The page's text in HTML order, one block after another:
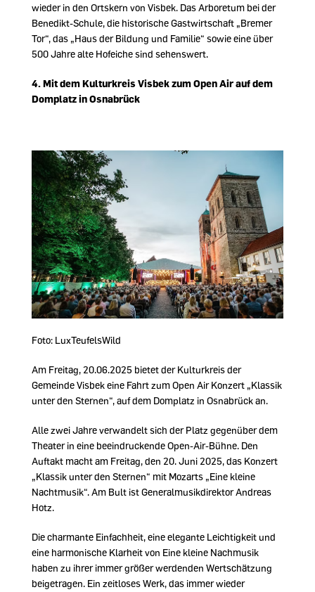
wieder in den Ortskern von Visbek. Das Arboretum bei der
Benedikt-Schule, die historische Gastwirtschaft „Bremer
Tor“, das „Haus der Bildung und Familie“ sowie eine über
500 Jahre alte Hofeiche sind sehenswert.
4.Mit dem Kulturkreis Visbek zum Open Air auf dem
Domplatz in Osnabrück
Foto: LuxTeufelsWild
Am Freitag, 20.06.2025 bietet der Kulturkreis der
Gemeinde Visbek eine Fahrt zum Open Air Konzert „Klassik
unter den Sternen“, auf dem Domplatz in Osnabrück an.
Alle zwei Jahre verwandelt sich der Platz gegenüber dem
Theater in eine beeindruckende Open-Air-Bühne. Den
Auftakt macht am Freitag, den 20. Juni 2025, das Konzert
Klassik unter den Sternen“ mit Mozarts „Eine kleine
Nachtmusik“. Am Bult ist Generalmusikdirektor Andreas
Hotz.
Die charmante Einfachheit, eine elegante Leichtigkeit und
eine harmonische Klarheit von Eine kleine Nachmusik
haben zu ihrer immer größer werdenden Wertschätzung
beigetragen. Ein zeitloses Werk, das immer wieder